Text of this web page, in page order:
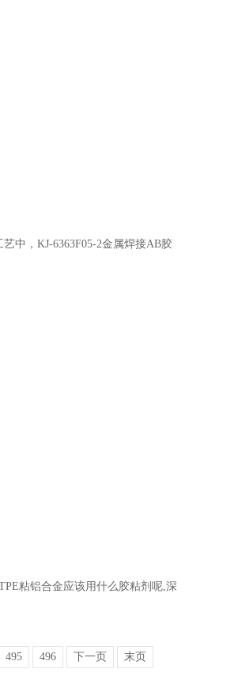
中，KJ-6363F05-2金属焊接AB胶
粘铝合金应该用什么胶粘剂呢,深
495 496 下一页 末页